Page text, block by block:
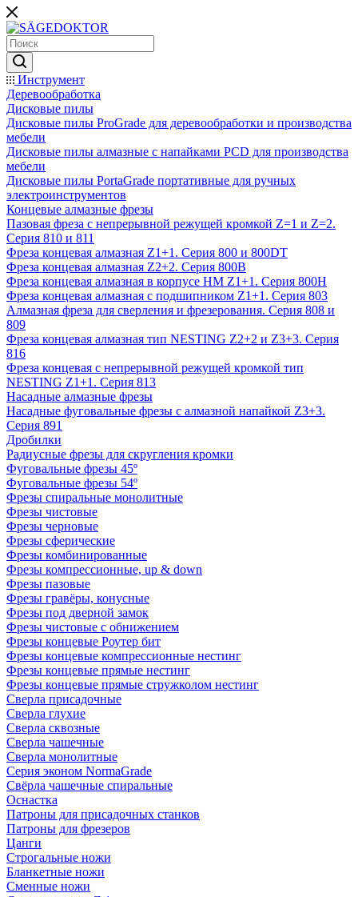
Инструмент
Деревообработка
Дисковые пилы
Дисковые пилы ProGrade для деревообработки и производства
мебели
Дисковые пилы алмазные с напайками PCD для производства
мебели
Дисковые пилы PortaGrade портативные для ручных
электроинструментов
Концевые алмазные фрезы
Пазовая фреза с непрерывной режущей кромкой Z=1 и Z=2.
Серия 810 и 811
Фреза концевая алмазная Z1+1. Серия 800 и 800DT
Фреза концевая алмазная Z2+2. Серия 800B
Фреза концевая алмазная в корпусе НМ Z1+1. Серия 800H
Фреза концевая алмазная с подшипником Z1+1. Серия 803
Алмазная фреза для сверления и фрезерования. Серия 808 и
809
Фреза концевая алмазная тип NESTING Z2+2 и Z3+3. Серия
816
Фреза концевая с непрерывной режущей кромкой тип
NESTING Z1+1. Серия 813
Насадные алмазные фрезы
Насадные фуговальные фрезы с алмазной напайкой Z3+3.
Серия 891
Дробилки
Радиусные фрезы для скругления кромки
Фуговальные фрезы 45º
Фуговальные фрезы 54º
Фрезы спиральные монолитные
Фрезы чистовые
Фрезы черновые
Фрезы сферические
Фрезы комбинированные
Фрезы компрессионные, up & down
Фрезы пазовые
Фрезы гравёры, конусные
Фрезы под дверной замок
Фрезы чистовые с обнижением
Фрезы концевые Роутер бит
Фрезы концевые компрессионные нестинг
Фрезы концевые прямые нестинг
Фрезы концевые прямые стружколом нестинг
Сверла присадочные
Сверла глухие
Сверла сквозные
Сверла чашечные
Сверла монолитные
Серия эконом NormaGrade
Свёрла чашечные спиральные
Оснастка
Патроны для присадочных станков
Патроны для фрезеров
Цанги
Строгальные ножи
Бланкетные ножи
Сменные ножи